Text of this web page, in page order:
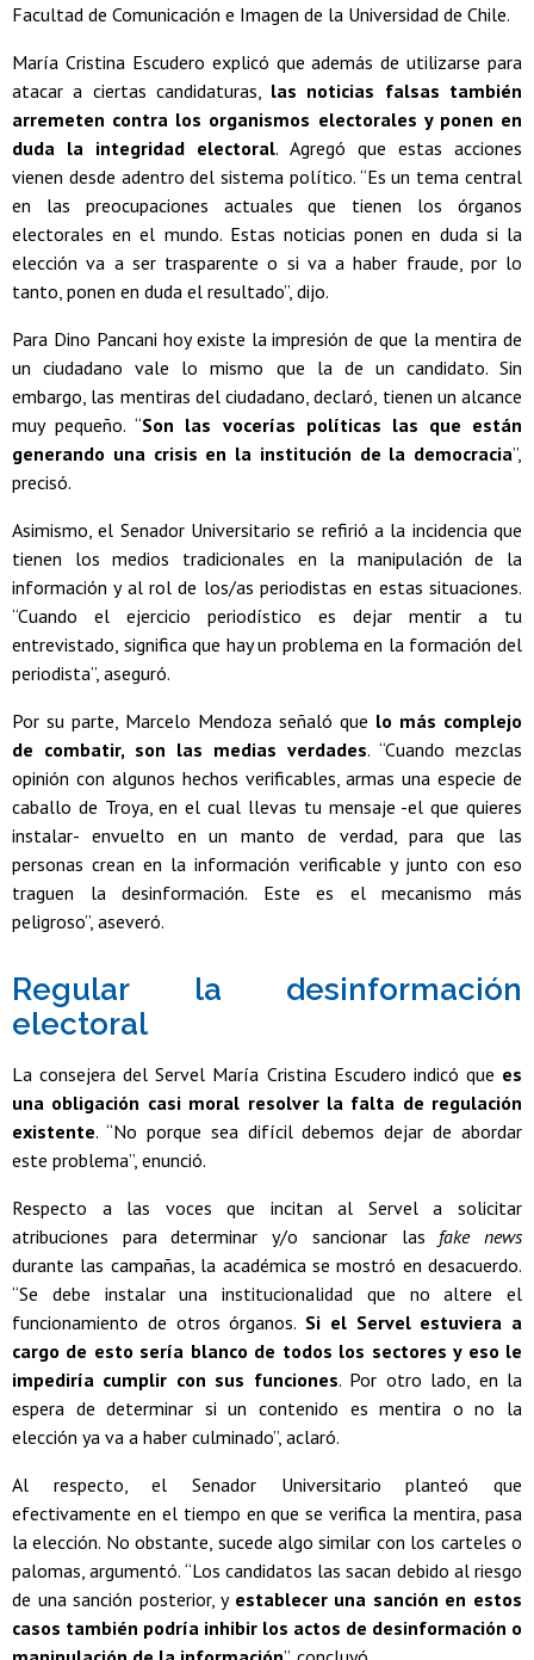
Facultad de Comunicación e Imagen de la Universidad de Chile.
María Cristina Escudero explicó que además de utilizarse para
atacar a ciertas candidaturas, las noticias falsas también
arremeten contra los organismos electorales y ponen en
duda la integridad electoral. Agregó que estas acciones
vienen desde adentro del sistema político. “Es un tema central
en las preocupaciones actuales que tienen los órganos
electorales en el mundo. Estas noticias ponen en duda si la
elección va a ser trasparente o si va a haber fraude, por lo
tanto, ponen en duda el resultado”, dijo.
Para Dino Pancani hoy existe la impresión de que la mentira de
un ciudadano vale lo mismo que la de un candidato. Sin
embargo, las mentiras del ciudadano, declaró, tienen un alcance
muy pequeño. “Son las vocerías políticas las que están
generando una crisis en la institución de la democracia”,
precisó.
Asimismo, el Senador Universitario se refirió a la incidencia que
tienen los medios tradicionales en la manipulación de la
información y al rol de los/as periodistas en estas situaciones.
“Cuando el ejercicio periodístico es dejar mentir a tu
entrevistado, significa que hay un problema en la formación del
periodista”, aseguró.
Por su parte, Marcelo Mendoza señaló que lo más complejo
de combatir, son las medias verdades. “Cuando mezclas
opinión con algunos hechos verificables, armas una especie de
caballo de Troya, en el cual llevas tu mensaje -el que quieres
instalar- envuelto en un manto de verdad, para que las
personas crean en la información verificable y junto con eso
traguen la desinformación. Este es el mecanismo más
peligroso”, aseveró.
Regular la desinformación
electoral
La consejera del Servel María Cristina Escudero indicó que es
una obligación casi moral resolver la falta de regulación
existente. “No porque sea difícil debemos dejar de abordar
este problema”, enunció.
Respecto a las voces que incitan al Servel a solicitar
atribuciones para determinar y/o sancionar las fake news
durante las campañas, la académica se mostró en desacuerdo.
“Se debe instalar una institucionalidad que no altere el
funcionamiento de otros órganos. Si el Servel estuviera a
cargo de esto sería blanco de todos los sectores y eso le
impediría cumplir con sus funciones. Por otro lado, en la
espera de determinar si un contenido es mentira o no la
elección ya va a haber culminado”, aclaró.
Al respecto, el Senador Universitario planteó que
efectivamente en el tiempo en que se verifica la mentira, pasa
la elección. No obstante, sucede algo similar con los carteles o
palomas, argumentó. “Los candidatos las sacan debido al riesgo
de una sanción posterior, y establecer una sanción en estos
casos también podría inhibir los actos de desinformación o